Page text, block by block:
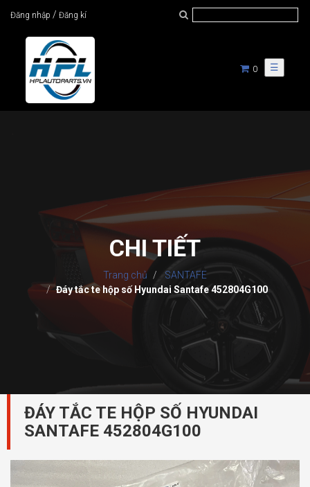
Đăng nhập / Đăng kí
☰
0
CHI TIẾT
Trang chủ
SANTAFE
Đáy tắc te hộp số Hyundai Santafe 452804G100
ĐÁY TẮC TE HỘP SỐ HYUNDAI
SANTAFE 452804G100